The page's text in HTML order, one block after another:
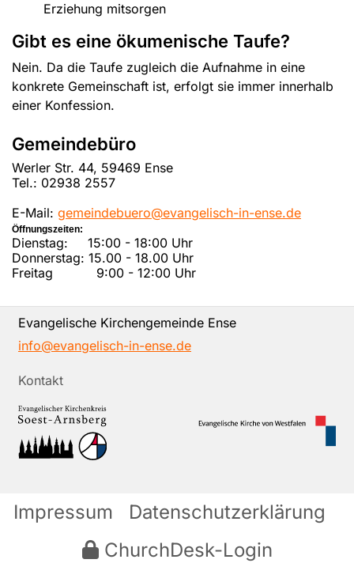
Erziehung mitsorgen
Gibt es eine ökumenische Taufe?
Nein. Da die Taufe zugleich die Aufnahme in eine
konkrete Gemeinschaft ist, erfolgt sie immer innerhalb
einer Konfession.
Gemeindebüro
Werler Str. 44, 59469 Ense
Tel.: 02938 2557
E-Mail: gemeindebuero@evangelisch-in-ense.de
Öffnungszeiten:
Dienstag: 15:00 - 18:00 Uhr
Donnerstag: 15.00 - 18.00 Uhr
Freitag 9:00 - 12:00 Uhr
Evangelische Kirchengemeinde Ense
info@evangelisch-in-ense.de
Kontakt
Impressum
Datenschutzerklärung
ChurchDesk-Login